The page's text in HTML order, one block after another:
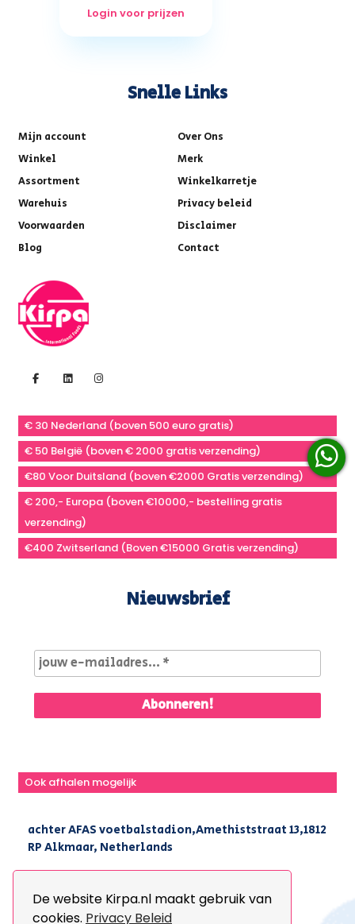
De website Kirpa.nl maakt gebruik van
cookies. Privacy Beleid
Login voor prijzen
Snelle Links
Mijn account
Over Ons
Winkel
Merk
Assortment
Winkelkarretje
Warehuis
Privacy beleid
Voorwaarden
Disclaimer
Blog
Contact
€ 30 Nederland (boven 500 euro gratis)
€ 50 België (boven € 2000 gratis verzending)
€80 Voor Duitsland (boven €2000 Gratis verzending)
€ 200,- Europa (boven €10000,- bestelling gratis
verzending)
€400 Zwitserland (Boven €15000 Gratis verzending)
Nieuwsbrief
Ook afhalen mogelijk
achter AFAS voetbalstadion,Amethiststraat 13,1812
RP Alkmaar, Netherlands
+31(0) 251 296 806 info@kirpa.nl